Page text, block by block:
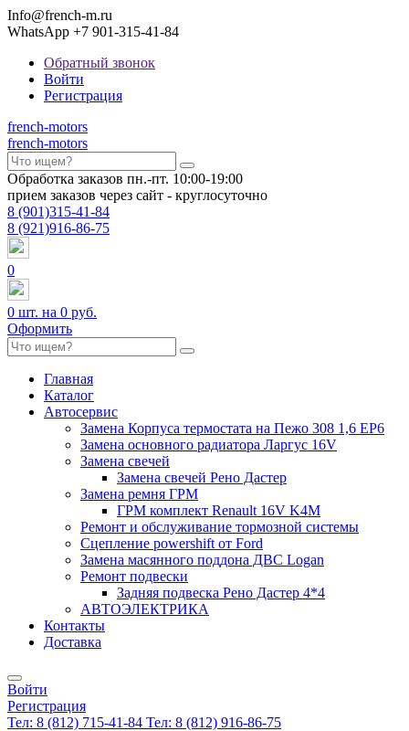
Info@french-m.ru
WhatsApp +7 901-315-41-84
Обратный звонок
Войти
Регистрация
french-motors
french-motors
Обработка заказов пн.-пт. 10:00-19:00
прием заказов через сайт - круглосуточно
8 (901)315-41-84
8 (921)916-86-75
0
0 шт. на 0 руб.
Оформить
Главная
Каталог
Автосервис
Замена Корпуса термостата на Пежо 308 1,6 EP6
Замена основного радиатора Ларгус 16V
Замена свечей
Замена свечей Рено Дастер
Замена ремня ГРМ
ГРМ комплект Renault 16V K4M
Ремонт и обслуживание тормозной системы
Сцепление powershift от Ford
Замена масянного поддона ДВС Logan
Ремонт подвески
Задняя подвеска Рено Дастер 4*4
АВТОЭЛЕКТРИКА
Контакты
Доставка
Войти
Регистрация
Тел: 8 (812) 715-41-84 Тел: 8 (812) 916-86-75